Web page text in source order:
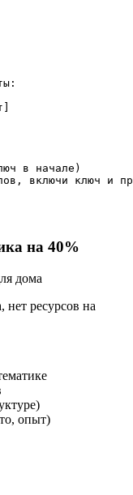
в начале)
включи ключ и
на 40%
дома
нет ресурсов на
опыт)